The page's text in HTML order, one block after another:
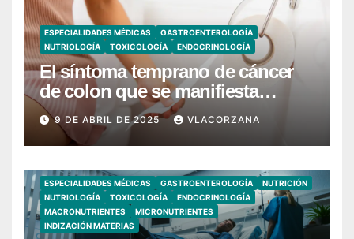
ESPECIALIDADES MÉDICAS
GASTROENTEROLOGÍA
NUTRIOLOGÍA
TOXICOLOGÍA ENDOCRINOLOGÍA
El síntoma temprano de cáncer
de colon que se manifiesta
cuando vas al baño
9 DE ABRIL DE 2025 VLACORZANA
ESPECIALIDADES MÉDICAS GASTROENTEROLOGÍA
NUTRICIÓN
NUTRIOLOGÍA
TOXICOLOGÍA
ENDOCRINOLOGÍA
MACRONUTRIENTES
MICRONUTRIENTES
INDIZACIÓN MATERIAS